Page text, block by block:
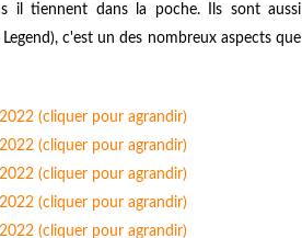
il tiennent dans la poche. Ils sont aussi
c'est un des nombreux aspects que